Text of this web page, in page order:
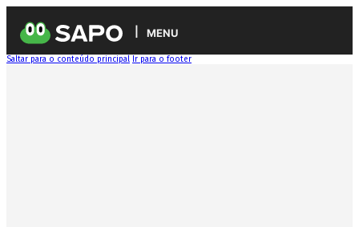
MENU
Saltar para o conteúdo principal Ir para o footer